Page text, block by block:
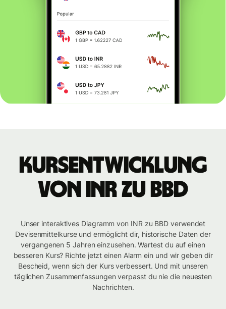
Kursentwicklung
von INR zu BBD
Unser interaktives Diagramm von INR zu BBD verwendet
Devisenmittelkurse und ermöglicht dir, historische Daten der
vergangenen 5 Jahren einzusehen. Wartest du auf einen
besseren Kurs? Richte jetzt einen Alarm ein und wir geben dir
Bescheid, wenn sich der Kurs verbessert. Und mit unseren
täglichen Zusammenfassungen verpasst du nie die neuesten
Nachrichten.